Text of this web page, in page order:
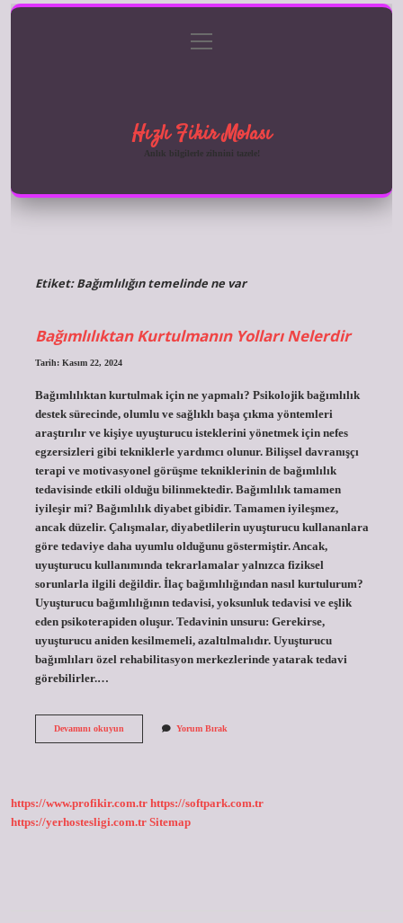
Gizlilik Politikası
menüyü
aç
Hızlı Fikir Molası
Anlık bilgilerle zihnini tazele!
Etiket:Bağımlılığın temelinde ne var
Bağımlılıktan Kurtulmanın Yolları Nelerdir
Tarih: Kasım 22, 2024
Bağımlılıktan kurtulmak için ne yapmalı? Psikolojik bağımlılık
destek sürecinde, olumlu ve sağlıklı başa çıkma yöntemleri
araştırılır ve kişiye uyuşturucu isteklerini yönetmek için nefes
egzersizleri gibi tekniklerle yardımcı olunur. Bilişsel davranışçı
terapi ve motivasyonel görüşme tekniklerinin de bağımlılık
tedavisinde etkili olduğu bilinmektedir. Bağımlılık tamamen
iyileşir mi? Bağımlılık diyabet gibidir. Tamamen iyileşmez,
ancak düzelir. Çalışmalar, diyabetlilerin uyuşturucu kullananlara
göre tedaviye daha uyumlu olduğunu göstermiştir. Ancak,
uyuşturucu kullanımında tekrarlamalar yalnızca fiziksel
sorunlarla ilgili değildir. İlaç bağımlılığından nasıl kurtulurum?
Uyuşturucu bağımlılığının tedavisi, yoksunluk tedavisi ve eşlik
eden psikoterapiden oluşur. Tedavinin unsuru: Gerekirse,
uyuşturucu aniden kesilmemeli, azaltılmalıdır. Uyuşturucu
bağımlıları özel rehabilitasyon merkezlerinde yatarak tedavi
görebilirler.…
Devamını okuyunBağımlılıktanYorum Bırak
https://www.profikir.com.tr https://softpark.com.tr
https://yerhostesligi.com.tr Sitemap